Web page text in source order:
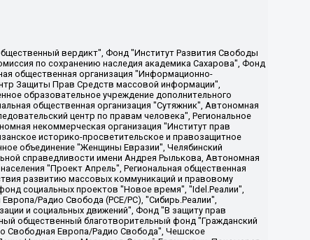
Андрей Викторович, Бекбулатова Таисия Львовна, Беляев Иван Михайлович, Владыкина Елена Сергеевна, Гельман Марат Александрович, Никульшина Вероника Юрьевна, Толоконникова Надежда Андреевна, Шендерович Виктор Анатольевич, Общество с ограниченной ответственностью "Данное сообщение", Общество с ограниченной ответственностью Издательский дом "Новая глава", Айнбиндер Александра Александровна, Московский комьюнити-центр для ЛГБТ+инициатив, Благотворительный фонд развития филантропии, Deutsche Welle (Германия, Kurt-Schumacher-Strasse 3, 53113 Bonn), Борзунова Мария Михайловна, Воробьев Виктор Викторович, Голубева Анна Львовна, Константинова Алла Михайловна, Малкова Ирина Владимировна, Мурадов Мурад Абдулгалимович, Осетинская Елизавета Николаевна, Понасенков Евгений Николаевич, Ганапольский Матвей Юрьевич, Киселев Евгений Алексеевич, Борухович Ирина Григорьевна, Дремин Иван Тимофеевич, Дубровский Дмитрий Викторович, Красноярская региональная общественная организация поддержки и развития альтернативных образовательных технологий и межкультурных коммуникаций "ИНТЕРРА", Маяковская Екатерина Алексеевна, Фейгин Марк Захарович, Филимонов Андрей Викторович, Дзугкоева Регина Николаевна, Доброхотов Роман Александрович, Дудь Юрий Александрович, Елкин Сергей Владимирович, Кругликов Кирилл Игоревич, Сабунаева Мария Леонидовна, Семенов Алексей Владимирович, Шаинян Карен Багратович, Шульман Екатерина Михайловна, Асафьев Артур Валерьевич, Вахштайн Виктор Семенович, Венедиктов Алексей Алексеевич, Лушникова Екатерина Евгеньевна, Волков Леонид Михайлович, Невзоров Александр Глебович, Пархоменко Сергей Борисович, Сироткин Ярослав Николаевич, Кара-Мурза Владимир Владимирович, Баранова Наталья Владимировна, Гозман Леонид Яковлевич, Кагарлицкий Борис Юльевич, Климарев Михаил Валерьевич, Милов Владимир Станиславович, Автономная некоммерческая организация Краснодарский центр современного искусства "Типография", Моргенштерн Алишер Тагирович, Соболь Любовь Эдуардовна, Общество с ограниченной ответственностью "ЛИЗА НОРМ", Каспаров Гарри Кимович, Ходорковский Михаил Борисович, Общество с ограниченной ответственностью "Апрельские тезисы", Данилович Ирина Брониславовна, Кашин Олег Владимирович, Петров Николай Владимирович, Пивоваров Алексей Владимирович, Соколов Михаил Владимирович, Цветкова Юлия Владимировна, Чичваркин Евгений Александрович, Комитет против пыток/Команда против пыток, Общество с ограниченной ответственностью "Первый научный", Общество с ограниченной ответственностью "Вертолет и ко", Белоцерковская Вероника Борисовна, Кац Максим Евгеньевич, Лазарева Татьяна Юрьевна, Шаведдинов Руслан Табризович, Яшин Илья Валерьевич, Общество с ограниченной ответственностью "Иноагент ААВ", Алешковский Дмитрий Петрович, Альбац Евгения Марковна, Быков Дмитрий Львович, Галямина Юлия Евгеньевна, Лойко Сергей Леонидович, Мартынов Кирилл Константинович, Медведев Сергей Александрович, Крашенинников Федор Геннадиевич, Гордеева Катерина Вл